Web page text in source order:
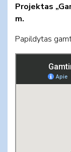
Projektas
m.
Papildytas